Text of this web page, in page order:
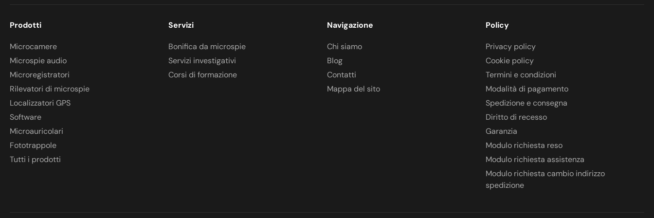
Prodotti
Microcamere
Microspie audio
Microregistratori
Rilevatori di microspie
Localizzatori GPS
Software
Microauricolari
Fototrappole
Tutti i prodotti
Servizi
Bonifica da microspie
Servizi investigativi
Corsi di formazione
Navigazione
Chi siamo
Blog
Contatti
Mappa del sito
Policy
Privacy policy
Cookie policy
Termini e condizioni
Modalità di pagamento
Spedizione e consegna
Diritto di recesso
Garanzia
Modulo richiesta reso
Modulo richiesta assistenza
Modulo richiesta cambio indirizzo
spedizione